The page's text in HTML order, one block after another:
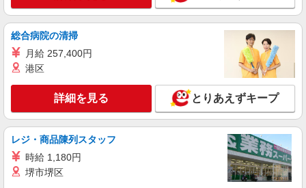
総合病院の清掃
月給 257,400円
港区
詳細を見る とりあえずキープ
レジ・商品陳列スタッフ
時給 1,180円
堺市堺区